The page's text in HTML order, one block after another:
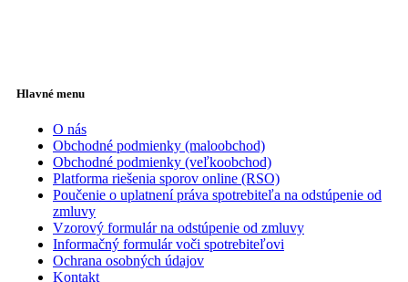
Hlavné menu
O nás
Obchodné podmienky (maloobchod)
Obchodné podmienky (veľkoobchod)
Platforma riešenia sporov online (RSO)
Poučenie o uplatnení práva spotrebiteľa na odstúpenie od
zmluvy
Vzorový formulár na odstúpenie od zmluvy
Informačný formulár voči spotrebiteľovi
Ochrana osobných údajov
Kontakt